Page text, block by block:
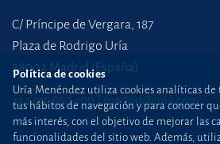
C/ Príncipe de Vergara, 187
Plaza de Rodrigo Uría
28002 Madrid (España)
+34 915 860 400 madrid@uria.com
Política de cookies
Uría Menéndez utiliza cookies analíticas de
tus hábitos de navegación y para conocer
más interés, con el objetivo de mejorar las
funcionalidades del sitio web. Además,